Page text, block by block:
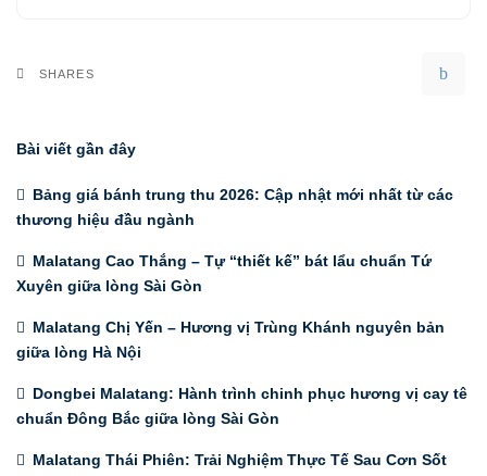
SHARES
Bài viết gần đây
Bảng giá bánh trung thu 2026: Cập nhật mới nhất từ các
thương hiệu đầu ngành
Malatang Cao Thắng – Tự “thiết kế” bát lẩu chuẩn Tứ
Xuyên giữa lòng Sài Gòn
Malatang Chị Yến – Hương vị Trùng Khánh nguyên bản
giữa lòng Hà Nội
Dongbei Malatang: Hành trình chinh phục hương vị cay tê
chuẩn Đông Bắc giữa lòng Sài Gòn
Malatang Thái Phiên: Trải Nghiệm Thực Tế Sau Cơn Sốt